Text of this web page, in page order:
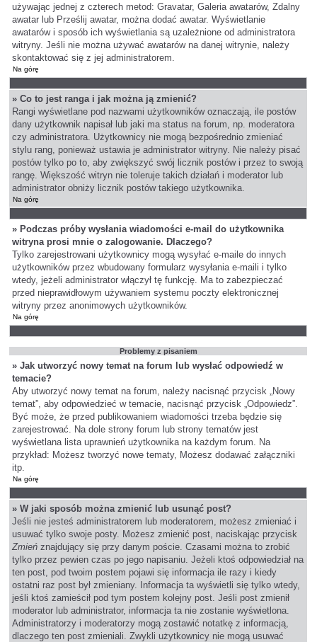
używając jednej z czterech metod: Gravatar, Galeria awatarów, Zdalny
awatar lub Prześlij awatar, można dodać awatar. Wyświetlanie
awatarów i sposób ich wyświetlania są uzależnione od administratora
witryny. Jeśli nie można używać awatarów na danej witrynie, należy
skontaktować się z jej administratorem.
Na górę
» Co to jest ranga i jak można ją zmienić?
Rangi wyświetlane pod nazwami użytkowników oznaczają, ile postów
dany użytkownik napisał lub jaki ma status na forum, np. moderatora
czy administratora. Użytkownicy nie mogą bezpośrednio zmieniać
stylu rang, ponieważ ustawia je administrator witryny. Nie należy pisać
postów tylko po to, aby zwiększyć swój licznik postów i przez to swoją
rangę. Większość witryn nie toleruje takich działań i moderator lub
administrator obniży licznik postów takiego użytkownika.
Na górę
» Podczas próby wysłania wiadomości e-mail do użytkownika
witryna prosi mnie o zalogowanie. Dlaczego?
Tylko zarejestrowani użytkownicy mogą wysyłać e-maile do innych
użytkowników przez wbudowany formularz wysyłania e-maili i tylko
wtedy, jeżeli administrator włączył tę funkcję. Ma to zabezpieczać
przed nieprawidłowym używaniem systemu poczty elektronicznej
witryny przez anonimowych użytkowników.
Na górę
Problemy z pisaniem
» Jak utworzyć nowy temat na forum lub wysłać odpowiedź w
temacie?
Aby utworzyć nowy temat na forum, należy nacisnąć przycisk „Nowy
temat”, aby odpowiedzieć w temacie, nacisnąć przycisk „Odpowiedz”.
Być może, że przed publikowaniem wiadomości trzeba będzie się
zarejestrować. Na dole strony forum lub strony tematów jest
wyświetlana lista uprawnień użytkownika na każdym forum. Na
przykład: Możesz tworzyć nowe tematy, Możesz dodawać załączniki
itp.
Na górę
» W jaki sposób można zmienić lub usunąć post?
Jeśli nie jesteś administratorem lub moderatorem, możesz zmieniać i
usuwać tylko swoje posty. Możesz zmienić post, naciskając przycisk
Zmień znajdujący się przy danym poście. Czasami można to zrobić
tylko przez pewien czas po jego napisaniu. Jeżeli ktoś odpowiedział na
ten post, pod twoim postem pojawi się informacja ile razy i kiedy
ostatni raz post był zmieniany. Informacja ta wyświetli się tylko wtedy,
jeśli ktoś zamieścił pod tym postem kolejny post. Jeśli post zmienił
moderator lub administrator, informacja ta nie zostanie wyświetlona.
Administratorzy i moderatorzy mogą zostawić notatkę z informacją,
dlaczego ten post zmieniali. Zwykli użytkownicy nie mogą usuwać